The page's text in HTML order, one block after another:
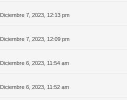
Diciembre 7, 2023, 12:13 pm
Diciembre 7, 2023, 12:09 pm
Diciembre 6, 2023, 11:54 am
Diciembre 6, 2023, 11:52 am